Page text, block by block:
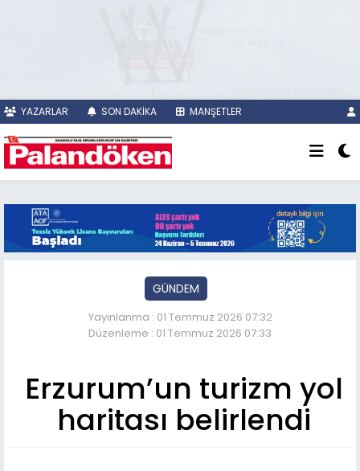
YAZARLAR SON DAKİKA MANŞETLER
GÜNDEM
Yayınlanma : 01 Temmuz 2026 07:32
Düzenleme : 01 Temmuz 2026 07:33
Erzurum’un turizm yol
haritası belirlendi